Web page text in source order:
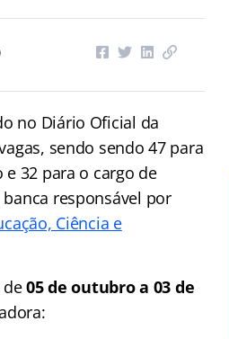
no Diário Oficial da
sendo sendo 47 para
32 para o cargo de
responsável por
Ciência e
de05 de outubro a 03 de